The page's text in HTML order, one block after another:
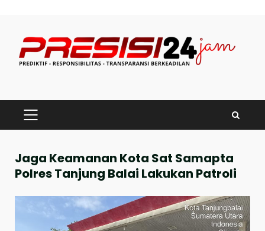
content
PRIMARY
MENU
Jaga Keamanan Kota Sat Samapta
Polres Tanjung Balai Lakukan Patroli